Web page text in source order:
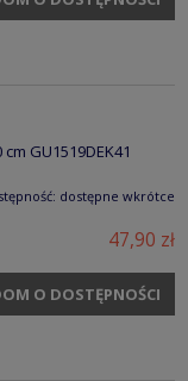
GU1519DEK41
dostępne wkrótce
47,90 zł
O DOSTĘPNOŚCI